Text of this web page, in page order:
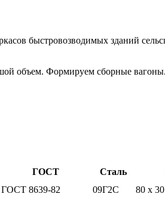
быстровозводимых зданий
объем. Формируем сборные
ГОСТ Сталь
ГОСТ 8639-82 09Г2С 80 x